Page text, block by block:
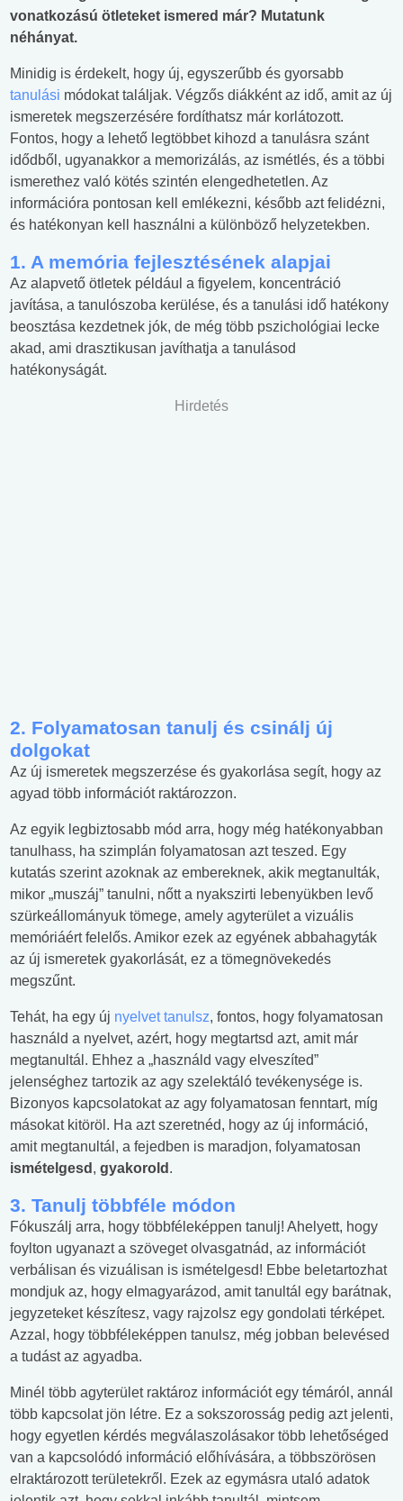
vonatkozású ötleteket ismered már? Mutatunk
néhányat.
Minidig is érdekelt, hogy új, egyszerűbb és gyorsabb
tanulási módokat találjak. Végzős diákként az idő, amit az új
ismeretek megszerzésére fordíthatsz már korlátozott.
Fontos, hogy a lehető legtöbbet kihozd a tanulásra szánt
idődből, ugyanakkor a memorizálás, az ismétlés, és a többi
ismerethez való kötés szintén elengedhetetlen. Az
információra pontosan kell emlékezni, később azt felidézni,
és hatékonyan kell használni a különböző helyzetekben.
1. A memória fejlesztésének alapjai
Az alapvető ötletek például a figyelem, koncentráció
javítása, a tanulószoba kerülése, és a tanulási idő hatékony
beosztása kezdetnek jók, de még több pszichológiai lecke
akad, ami drasztikusan javíthatja a tanulásod
hatékonyságát.
Hirdetés
2. Folyamatosan tanulj és csinálj új
dolgokat
Az új ismeretek megszerzése és gyakorlása segít, hogy az
agyad több információt raktározzon.
Az egyik legbiztosabb mód arra, hogy még hatékonyabban
tanulhass, ha szimplán folyamatosan azt teszed. Egy
kutatás szerint azoknak az embereknek, akik megtanulták,
mikor „muszáj” tanulni, nőtt a nyakszirti lebenyükben levő
szürkeállományuk tömege, amely agyterület a vizuális
memóriáért felelős. Amikor ezek az egyének abbahagyták
az új ismeretek gyakorlását, ez a tömegnövekedés
megszűnt.
Tehát, ha egy új nyelvet tanulsz, fontos, hogy folyamatosan
használd a nyelvet, azért, hogy megtartsd azt, amit már
megtanultál. Ehhez a „használd vagy elveszíted”
jelenséghez tartozik az agy szelektáló tevékenysége is.
Bizonyos kapcsolatokat az agy folyamatosan fenntart, míg
másokat kitöröl. Ha azt szeretnéd, hogy az új információ,
amit megtanultál, a fejedben is maradjon, folyamatosan
ismételgesd , gyakorold .
3. Tanulj többféle módon
Fókuszálj arra, hogy többféleképpen tanulj! Ahelyett, hogy
foylton ugyanazt a szöveget olvasgatnád, az információt
verbálisan és vizuálisan is ismételgesd! Ebbe beletartozhat
mondjuk az, hogy elmagyarázod, amit tanultál egy barátnak,
jegyzeteket készítesz, vagy rajzolsz egy gondolati térképet.
Azzal, hogy többféleképpen tanulsz, még jobban belevésed
a tudást az agyadba.
Minél több agyterület raktároz információt egy témáról, annál
több kapcsolat jön létre. Ez a sokszorosság pedig azt jelenti,
hogy egyetlen kérdés megválaszolásakor több lehetőséged
van a kapcsolódó információ előhívására, a többszörösen
elraktározott területekről. Ezek az egymásra utaló adatok